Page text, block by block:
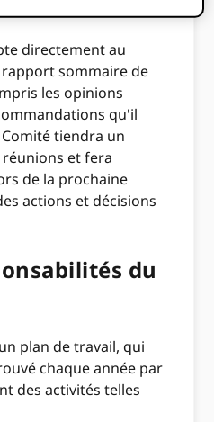
directement au
sommaire de
les opinions
qu'il
tiendra un
et fera
de la prochaine
actions et décisions
du
plan de travail, qui
chaque année par
des activités telles